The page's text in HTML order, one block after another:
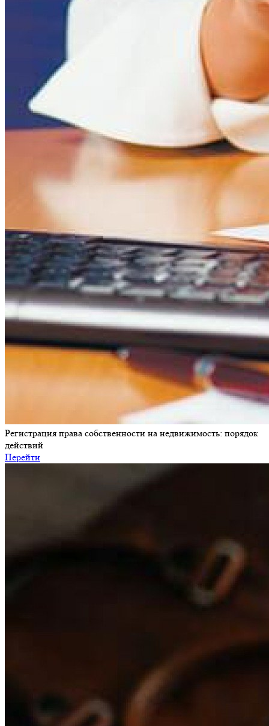
Регистрация права собственности на недвижимость: порядок
действий
Перейти